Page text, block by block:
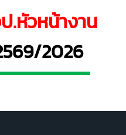
.หัวหน้างาน
2026